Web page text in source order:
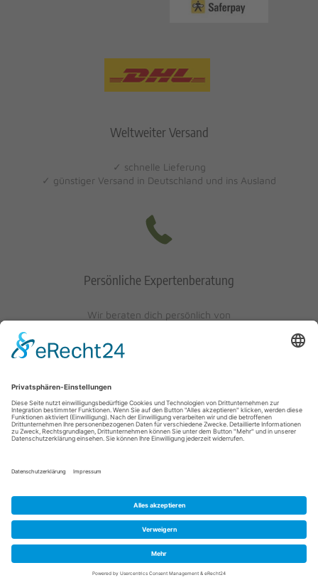
Weltweiter Versand
✓ schnelle Lieferung
✓ günstiger Versand in Deutschland und ins Ausland
Persönliche Expertenberatung
Wir beraten dich persönlich von
0621/405401-10
© 2023 Schuh-Keller KG | Wredestraße 10 | D-67059
Ludwigshafen/Rhein | info@schuh-keller.de | Tel. 0621/405401-10